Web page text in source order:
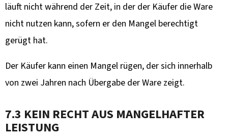
läuft nicht während der Zeit, in der der Käufer die Ware
nicht nutzen kann, sofern er den Mangel berechtigt
gerügt hat.
Der Käufer kann einen Mangel rügen, der sich innerhalb
von zwei Jahren nach Übergabe der Ware zeigt.
7.3 KEIN RECHT AUS MANGELHAFTER
LEISTUNG